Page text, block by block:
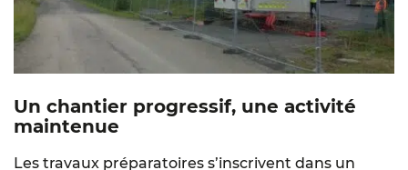
Un chantier progressif, une activité
maintenue
Les travaux préparatoires s’inscrivent dans un